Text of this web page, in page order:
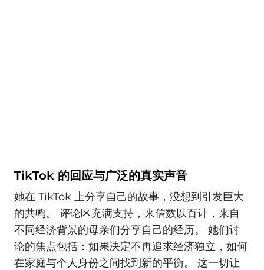
TikTok 的回应与广泛的真实声音
她在 TikTok 上分享自己的故事，没想到引发巨大
的共鸣。 评论区充满支持，来信数以百计，来自
不同经济背景的母亲们分享自己的经历。 她们讨
论的焦点包括：如果决定不再追求经济独立，如何
在家庭与个人身份之间找到新的平衡。 这一切让